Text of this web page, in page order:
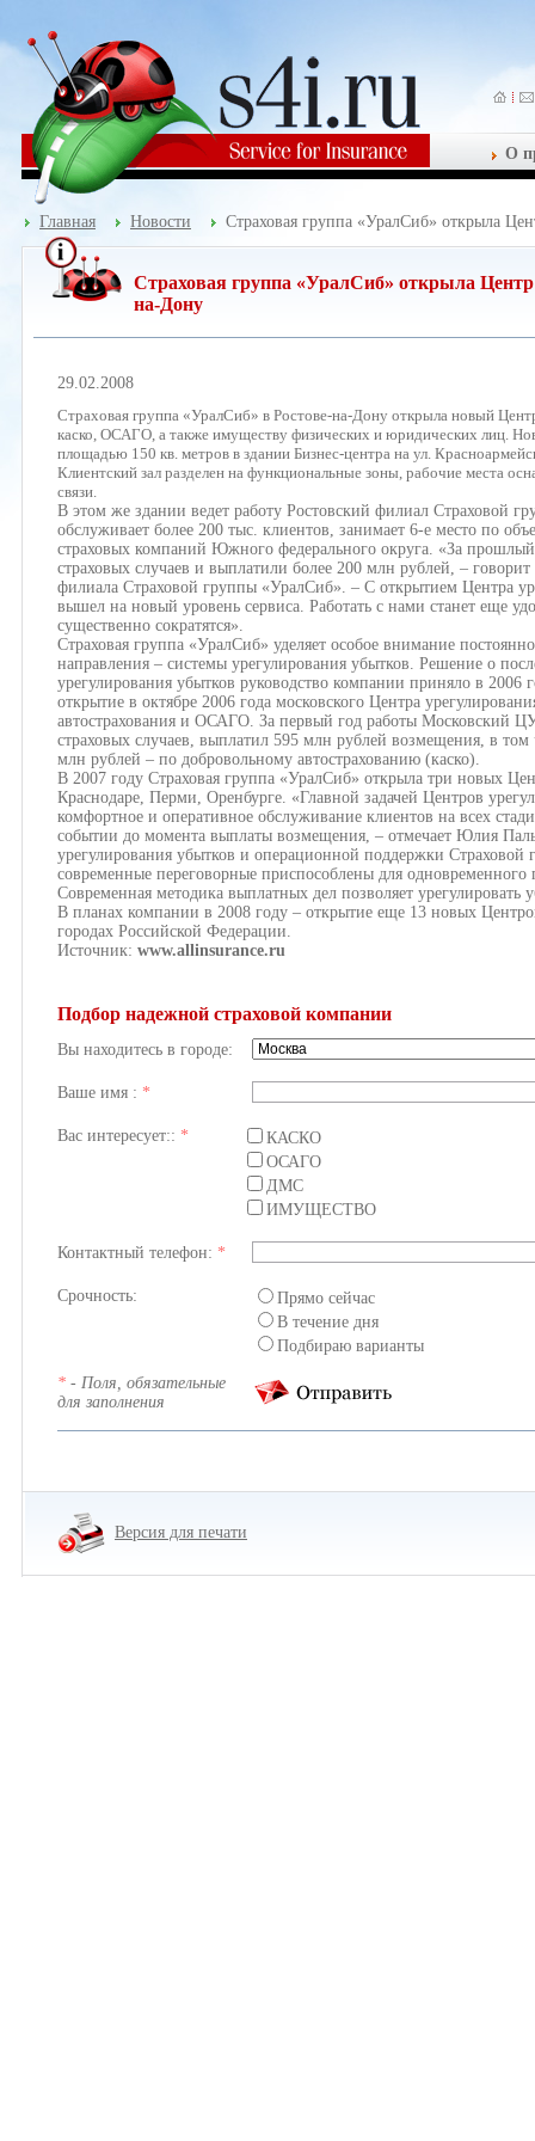
О
Главная Новости Страховая группа «УралСиб» открыла
Страховая группа «УралСиб» открыла
на-Дону
29.02.2008
Страховая группа «УралСиб» в Ростове-на-Дону открыла новый
каско, ОСАГО, а также имуществу физических и юридических лиц.
площадью 150 кв. метров в здании Бизнес-центра на ул.
Клиентский зал разделен на функциональные зоны, рабочие места
связи.
В этом же здании ведет работу Ростовский филиал Страховой
обслуживает более 200 тыс. клиентов, занимает 6-е место по
страховых компаний Южного федерального округа. «За
страховых случаев и выплатили более 200 млн рублей, –
филиала Страховой группы «УралСиб». – С открытием Центра
вышел на новый уровень сервиса. Работать с нами станет еще
существенно сократятся».
Страховая группа «УралСиб» уделяет особое внимание
направления – системы урегулирования убытков. Решение о
урегулирования убытков руководство компании приняло в
открытие в октябре 2006 года московского Центра
автострахования и ОСАГО. За первый год работы Московский
страховых случаев, выплатил 595 млн рублей возмещения, в
млн рублей – по добровольному автострахованию (каско).
В 2007 году Страховая группа «УралСиб» открыла три новых
Краснодаре, Перми, Оренбурге. «Главной задачей Центров
комфортное и оперативное обслуживание клиентов на всех
событии до момента выплаты возмещения, – отмечает Юлия
урегулирования убытков и операционной поддержки
современные переговорные приспособлены для одновременного
Современная методика выплатных дел позволяет урегулировать
В планах компании в 2008 году – открытие еще 13 новых
городах Российской Федерации.
Источник: www.allinsurance.ru
Подбор надежной страховой компании
Вы находитесь в городе:
Ваше имя : *
Вас интересует:: *
КАСКО
ОСАГО
ДМС
ИМУЩЕСТВО
Контактный телефон: *
Срочность:
Прямо сейчас
В течение дня
Подбираю варианты
* - Поля, обязательные
для заполнения
Версия для печати